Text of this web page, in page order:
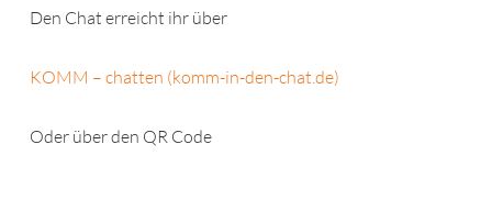
Den Chat erreicht ihr über
KOMM – chatten (komm-in-den-chat.de)
Oder über den QR Code